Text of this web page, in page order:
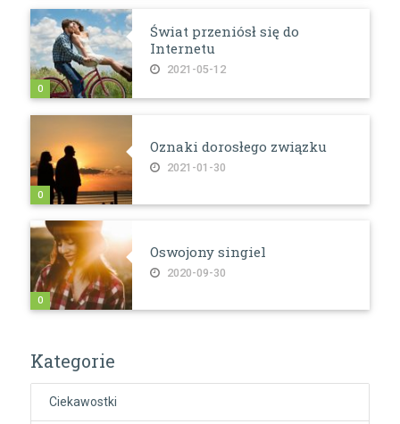
Świat przeniósł się do
Internetu
2021-05-12
0
Oznaki dorosłego związku
2021-01-30
0
Oswojony singiel
2020-09-30
0
Kategorie
Ciekawostki